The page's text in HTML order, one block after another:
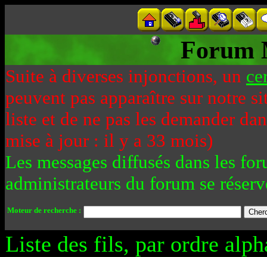
Forum
Suite à diverses injonctions, un
peuvent pas apparaître sur notre
liste et de ne pas les demander
mise à jour : il y a 33 mois)
Les messages diffusés dans les
administrateurs du forum se
Moteur de recherche :
Liste des fils, par ordre